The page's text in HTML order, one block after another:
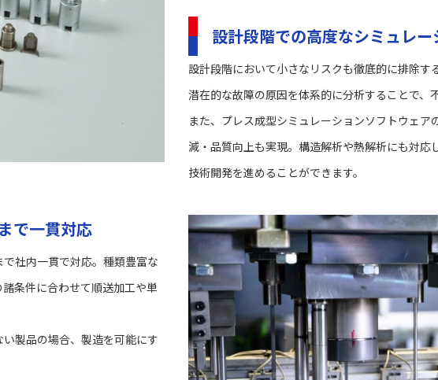
設計段階での高度なシミュレ
設計段階において小さなリスクも徹底的に排除す
潜在的な故障の原因を体系的に分析することで、
また、プレス成型シミュレーションソフトウェ
減・品質向上も実現。構造解析や熱解析にも対応
技術開発を進めることができます。
で一貫対応
社内一貫で対応。種類豊富な
条件に合わせて順送加工や単
製品の場合、製造を可能にす